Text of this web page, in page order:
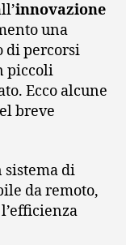
innovazione
una
di percorsi
piccoli
Ecco alcune
breve
sistema di
da remoto,